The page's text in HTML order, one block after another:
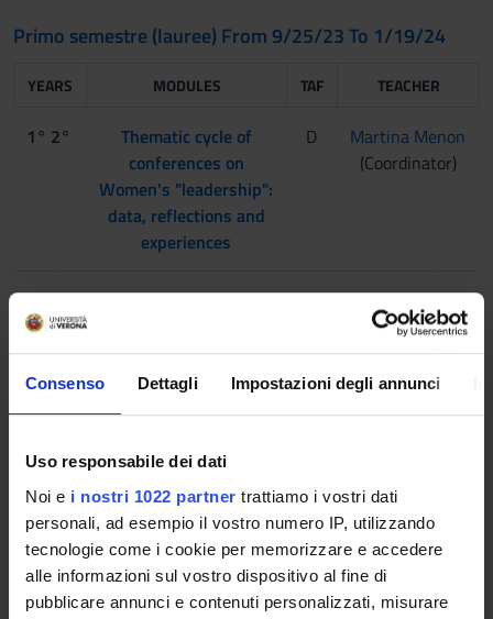
Consenso Dettagli Impostazioni degli annunci
Uso responsabile dei dati
Noi e i nostri 1022 partner trattiamo i vostri dati
personali, ad esempio il vostro numero IP, utilizzando
tecnologie come i cookie per memorizzare e accedere
alle informazioni sul vostro dispositivo al fine di
pubblicare annunci e contenuti personalizzati, misurare
Primo semestre (lauree) From 9/25/23 To 1/19/24
YEARS MODULES TAF TEACHER
1° 2°
Thematic cycle of
conferences on
Women's "leadership":
data, reflections and
experiences
D
Martina Menon
(Coordinator)
1° 2°
Il festival del Futuro -
D
Paola Signori
(Coordinator)
1° 2°
Educational laboratory
on credit
D
Michele De
Mari
Periodo generico From 10/1/23 To 5/31/24
YEARS MODULES TAF TEACHER